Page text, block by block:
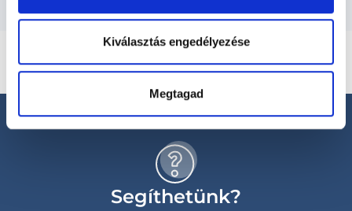
Kiválasztás engedélyezése
Megtagad
Segíthetünk?